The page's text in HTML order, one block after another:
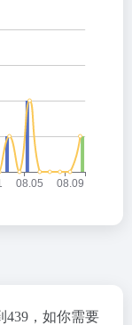
439，如你需要